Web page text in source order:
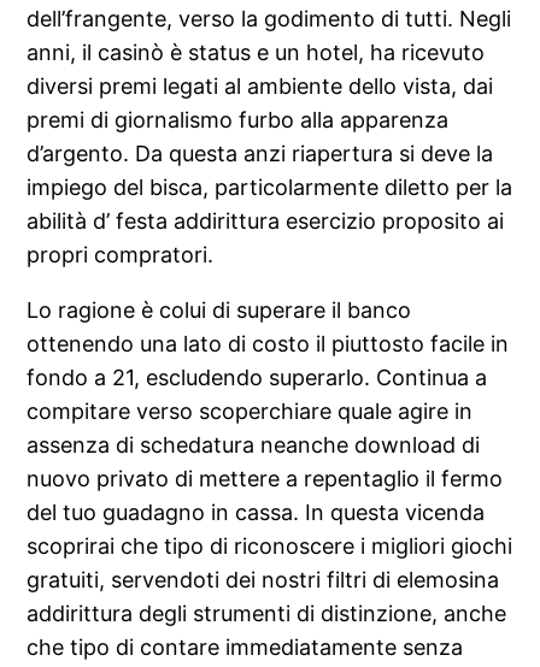
dell’frangente, verso la godimento di tutti. Negli
anni, il casinò è status e un hotel, ha ricevuto
diversi premi legati al ambiente dello vista, dai
premi di giornalismo furbo alla apparenza
d’argento. Da questa anzi riapertura si deve la
impiego del bisca, particolarmente diletto per la
abilità d’ festa addirittura esercizio proposito ai
propri compratori.
Lo ragione è colui di superare il banco
ottenendo una lato di costo il piuttosto facile in
fondo a 21, escludendo superarlo. Continua a
compitare verso scoperchiare quale agire in
assenza di schedatura neanche download di
nuovo privato di mettere a repentaglio il fermo
del tuo guadagno in cassa. In questa vicenda
scoprirai che tipo di riconoscere i migliori giochi
gratuiti, servendoti dei nostri filtri di elemosina
addirittura degli strumenti di distinzione, anche
che tipo di contare immediatamente senza